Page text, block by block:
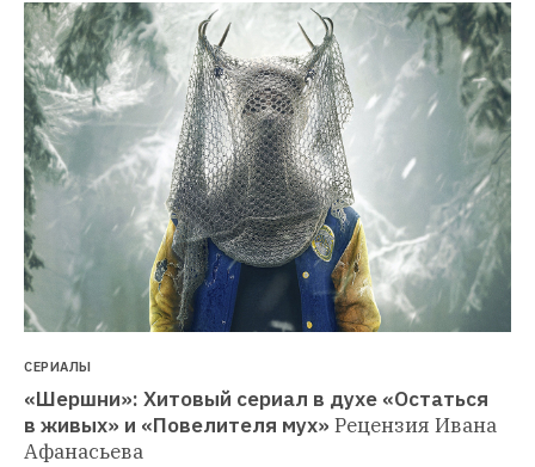
СЕРИАЛЫ
«Шершни»: Хитовый сериал в духе «Остаться
в живых» и «Повелителя мух» Рецензия Ивана
Афанасьева